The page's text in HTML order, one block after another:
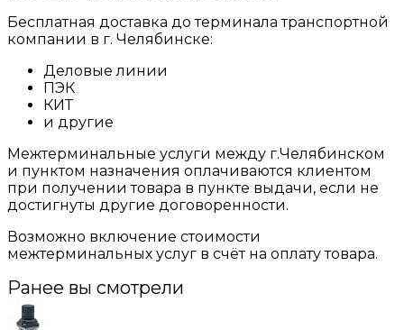
Бесплатная доставка до терминала транспортной
компании в г. Челябинске:
Деловые линии
ПЭК
КИТ
и другие
Межтерминальные услуги между г.Челябинском
и пунктом назначения оплачиваются клиентом
при получении товара в пункте выдачи, если не
достигнуты другие договоренности.
Возможно включение стоимости
межтерминальных услуг в счёт на оплату товара.
Ранее вы смотрели